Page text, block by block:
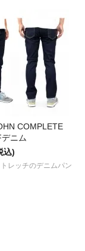
COMPLETE
ニム
込)
レッチのデニムパン